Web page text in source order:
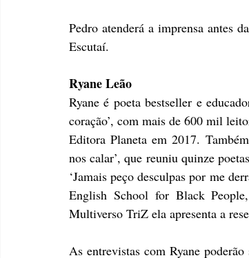
Pedro atenderá a imprensa antes
Escutaí.
Ryane Leão
Ryane é poeta bestseller e
coração’, com mais de 600 mil
Editora Planeta em 2017.
nos calar’, que reuniu quinze
‘Jamais peço desculpas por me
English School for Black
Multiverso TriZ ela apresenta a
As entrevistas com Ryane